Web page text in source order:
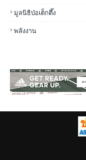
มูลนิธิป่อเต็กตึ๊ง
พลังงาน